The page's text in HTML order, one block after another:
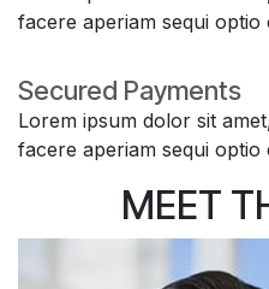
facere aperiam sequi optio
Secured Payments
Lorem ipsum dolor sit
facere aperiam sequi optio
MEET